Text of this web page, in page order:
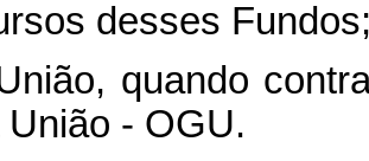
desses
quando
- OGU.